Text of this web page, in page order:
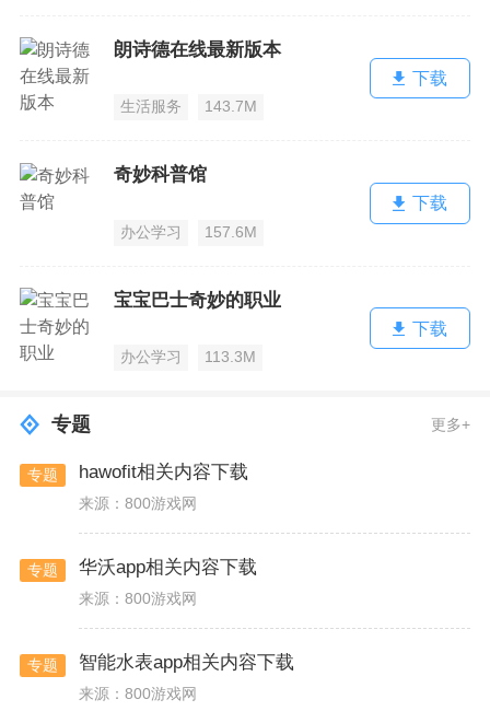
朗诗德在线最新版本
生活服务 143.7M
下载
奇妙科普馆
办公学习 157.6M
下载
宝宝巴士奇妙的职业
办公学习 113.3M
下载
专题 更多+
专题 hawofit相关内容下载
来源：800游戏网
专题 华沃app相关内容下载
来源：800游戏网
专题 智能水表app相关内容下载
来源：800游戏网